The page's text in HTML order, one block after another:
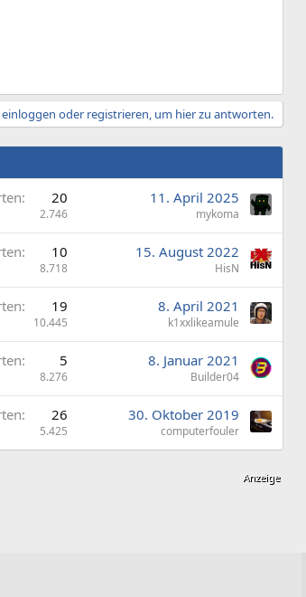
oder registrieren, um hier zu antworten.
20
2.746
11. April 2025
mykoma
10
8.718
15. August 2022
HisN
19
10.445
8. April 2021
k1xxlikeamule
5
8.276
8. Januar 2021
Builder04
26
5.425
30. Oktober 2019
computerfouler